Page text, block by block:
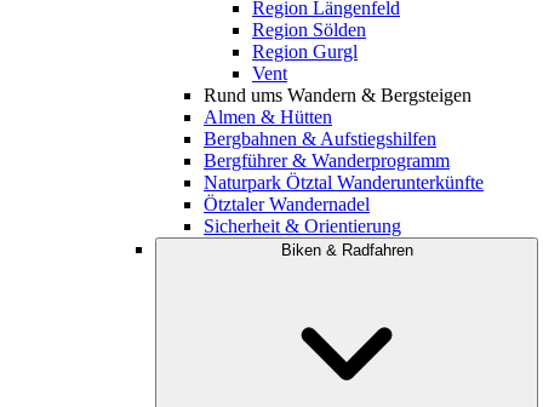
Region Längenfeld
Region Sölden
Region Gurgl
Vent
Rund ums Wandern & Bergsteigen
Almen & Hütten
Bergbahnen & Aufstiegshilfen
Bergführer & Wanderprogramm
Naturpark Ötztal Wanderunterkünfte
Ötztaler Wandernadel
Sicherheit & Orientierung
Biken & Radfahren